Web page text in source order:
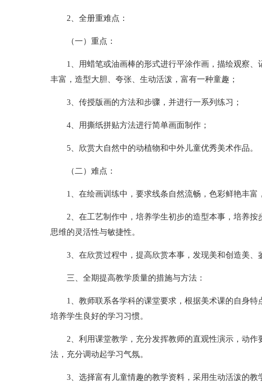
2、全册重难点：
（一）重点：
1、用蜡笔或油画棒的形式进行平涂作画，描绘观察
丰富，造型大胆、夸张、生动活泼，富有一种童趣；
3、传授版画的方法和步骤，并进行一系列练习；
4、用撕纸拼贴方法进行简单画面制作；
5、欣赏大自然中的动植物和中外儿童优秀美术作品。
（二）难点：
1、在绘画训练中，要求线条自然流畅，色彩鲜艳丰富
2、在工艺制作中，培养学生初步的造型本事，培养
思维的灵活性与敏捷性。
3、在欣赏过程中，提高欣赏本事，发现美和创造美、
三、全期提高教学质量的措施与方法：
1、教师联系各学科的课堂要求，根据美术课的自身
培养学生良好的学习习惯。
2、利用课堂教学，充分发挥教师的直观性演示，动
法，充分调动起学习气氛。
3、选择富有儿童情趣的教学资料，采用生动活泼的教